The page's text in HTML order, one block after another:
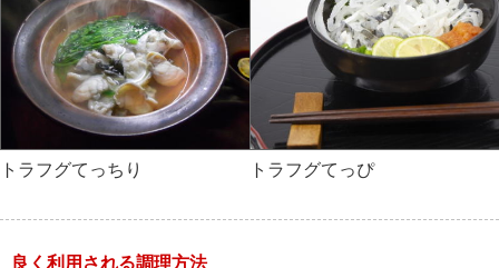
トラフグてっちり トラフグてっぴ
良く利用される調理方法